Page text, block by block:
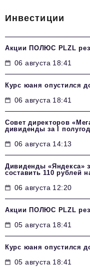
Инвестиции
Акции ПОЛЮС PLZL
06 августа 18:41
Курс юаня опустился
06 августа 18:41
Совет директоров
дивиденды за I
06 августа 14:13
Дивиденды «Яндекса»
составить 110 рублей
06 августа 12:20
Акции ПОЛЮС PLZL
05 августа 18:41
Курс юаня опустился
05 августа 18:41